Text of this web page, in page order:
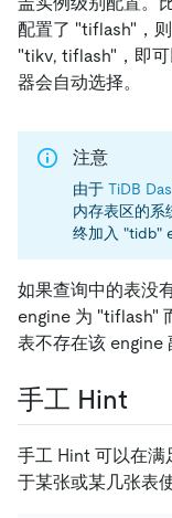
配置了 "tiflash"，
"tikv, tiflash"，即
器会自动选择。
注意
由于 TiDB
内存表区的系
终加入 "tidb"
如果查询中的表没
engine 为 "tiflash"
表不存在该 engine
手工 Hint
手工 Hint 可以在满
于某张或某几张表